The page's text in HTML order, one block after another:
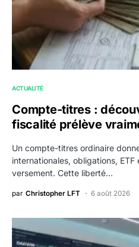
ACTUALITÉ
Compte-titres :
fiscalité prélève
Un compte-titres ordinaire
internationales, obligations,
versement. Cette liberté…
par Christopher LFT 6 août 2026